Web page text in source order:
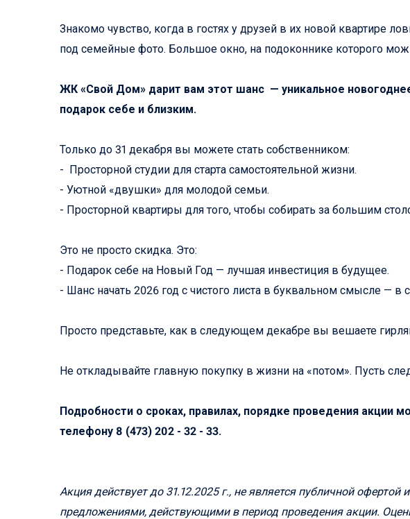
Знакомо чувство, когда в гостях у друзей в их новой квартире
под семейные фото. Большое окно, на подоконнике которого
ЖК «Свой Дом» дарит вам этот шанс — уникальное
подарок себе и близким.
Только до 31 декабря вы можете стать собственником:
- Просторной студии для старта самостоятельной жизни.
- Уютной «двушки» для молодой семьи.
- Просторной квартиры для того, чтобы собирать за большим
Это не просто скидка. Это:
- Подарок себе на Новый Год — лучшая инвестиция в будущее.
- Шанс начать 2026 год с чистого листа в буквальном смысле — в
Просто представьте, как в следующем декабре вы вешаете
Не откладывайте главную покупку в жизни на «потом». Пусть
Подробности о сроках, правилах, порядке проведения акции
телефону 8 (473) 202 - 32 - 33.
Акция действует до 31.12.2025 г., не является публичной
предложениями, действующими в период проведения акции.